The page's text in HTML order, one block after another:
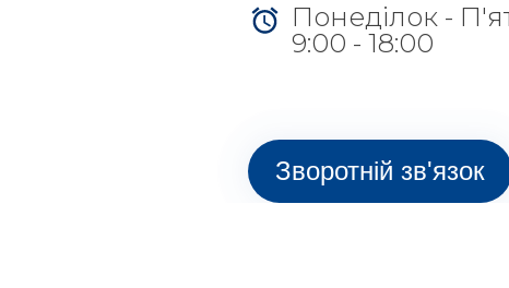
Понеділок -
9:00 - 18:00
Зворотній зв'язок